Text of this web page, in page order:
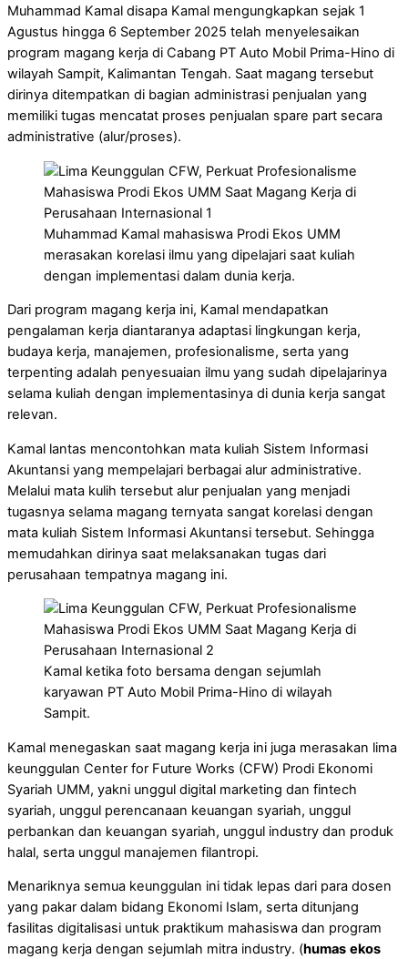
Muhammad Kamal disapa Kamal mengungkapkan sejak 1
Agustus hingga 6 September 2025 telah menyelesaikan
program magang kerja di Cabang PT Auto Mobil Prima-Hino di
wilayah Sampit, Kalimantan Tengah. Saat magang tersebut
dirinya ditempatkan di bagian administrasi penjualan yang
memiliki tugas mencatat proses penjualan spare part secara
administrative (alur/proses).
Muhammad Kamal mahasiswa Prodi Ekos UMM
merasakan korelasi ilmu yang dipelajari saat kuliah
dengan implementasi dalam dunia kerja.
Dari program magang kerja ini, Kamal mendapatkan
pengalaman kerja diantaranya adaptasi lingkungan kerja,
budaya kerja, manajemen, profesionalisme, serta yang
terpenting adalah penyesuaian ilmu yang sudah dipelajarinya
selama kuliah dengan implementasinya di dunia kerja sangat
relevan.
Kamal lantas mencontohkan mata kuliah Sistem Informasi
Akuntansi yang mempelajari berbagai alur administrative.
Melalui mata kulih tersebut alur penjualan yang menjadi
tugasnya selama magang ternyata sangat korelasi dengan
mata kuliah Sistem Informasi Akuntansi tersebut. Sehingga
memudahkan dirinya saat melaksanakan tugas dari
perusahaan tempatnya magang ini.
Kamal ketika foto bersama dengan sejumlah
karyawan PT Auto Mobil Prima-Hino di wilayah
Sampit.
Kamal menegaskan saat magang kerja ini juga merasakan lima
keunggulan Center for Future Works (CFW) Prodi Ekonomi
Syariah UMM, yakni unggul digital marketing dan fintech
syariah, unggul perencanaan keuangan syariah, unggul
perbankan dan keuangan syariah, unggul industry dan produk
halal, serta unggul manajemen filantropi.
Menariknya semua keunggulan ini tidak lepas dari para dosen
yang pakar dalam bidang Ekonomi Islam, serta ditunjang
fasilitas digitalisasi untuk praktikum mahasiswa dan program
magang kerja dengan sejumlah mitra industry. (humas ekos